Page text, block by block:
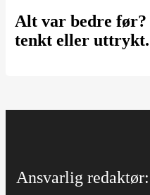
Alt var bedre før?
tenkt eller uttrykt.
Ansvarlig